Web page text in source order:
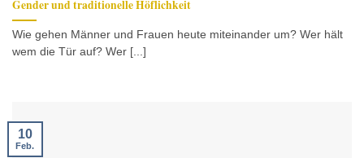
Gender und traditionelle Höflichkeit
Wie gehen Männer und Frauen heute miteinander um? Wer hält
wem die Tür auf? Wer [...]
10
Feb.